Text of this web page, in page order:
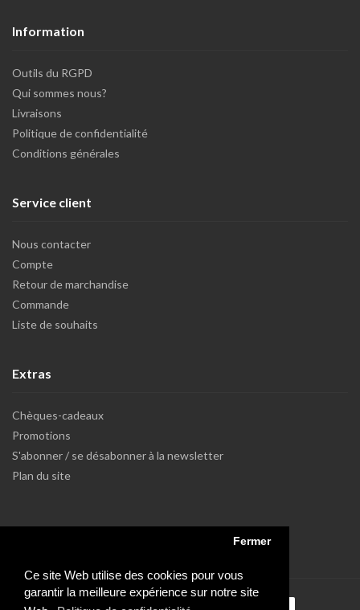
Ce site Web utilise des cookies pour vous
garantir la meilleure expérience sur notre site
Fermer
Information
Outils du RGPD
Qui sommes nous?
Livraisons
Politique de confidentialité
Conditions générales
Service client
Nous contacter
Compte
Retour de marchandise
Commande
Liste de souhaits
Extras
Chèques-cadeaux
Promotions
S'abonner / se désabonner à la newsletter
Plan du site